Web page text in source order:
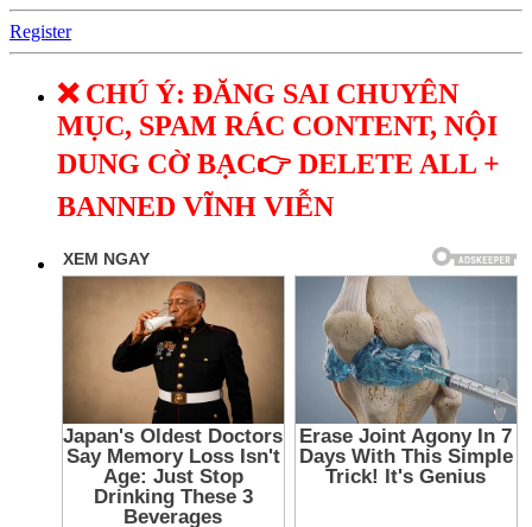
Register
❌ CHÚ Ý: ĐĂNG SAI CHUYÊN
MỤC, SPAM RÁC CONTENT, NỘI
DUNG CỜ BẠC👉 DELETE ALL +
BANNED VĨNH VIỄN